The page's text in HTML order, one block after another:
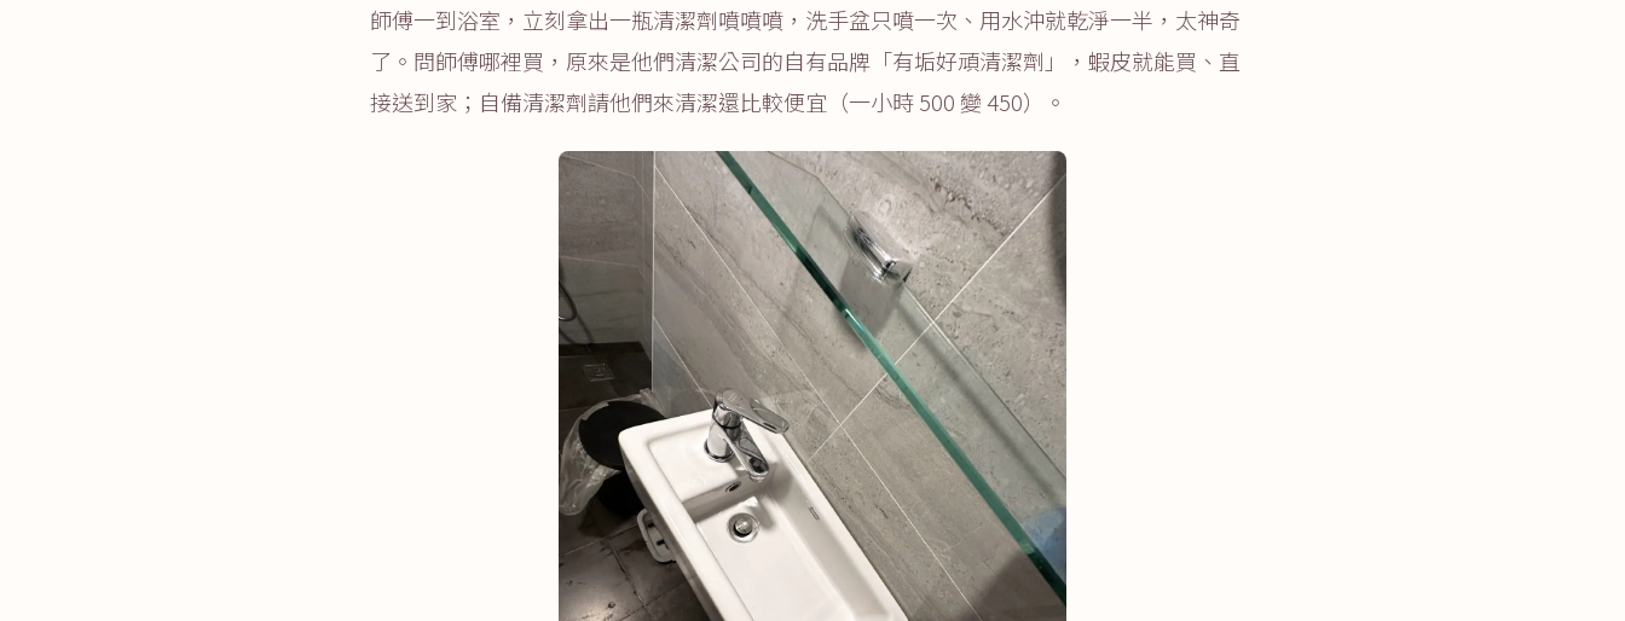
師傅一到浴室，立刻拿出一瓶清潔劑噴噴噴，洗手盆只噴一次、用水沖就乾淨一半，太神奇
了。問師傅哪裡買，原來是他們清潔公司的自有品牌「有垢好頑清潔劑」，蝦皮就能買、直
接送到家；自備清潔劑請他們來清潔還比較便宜（一小時 500 變 450）。